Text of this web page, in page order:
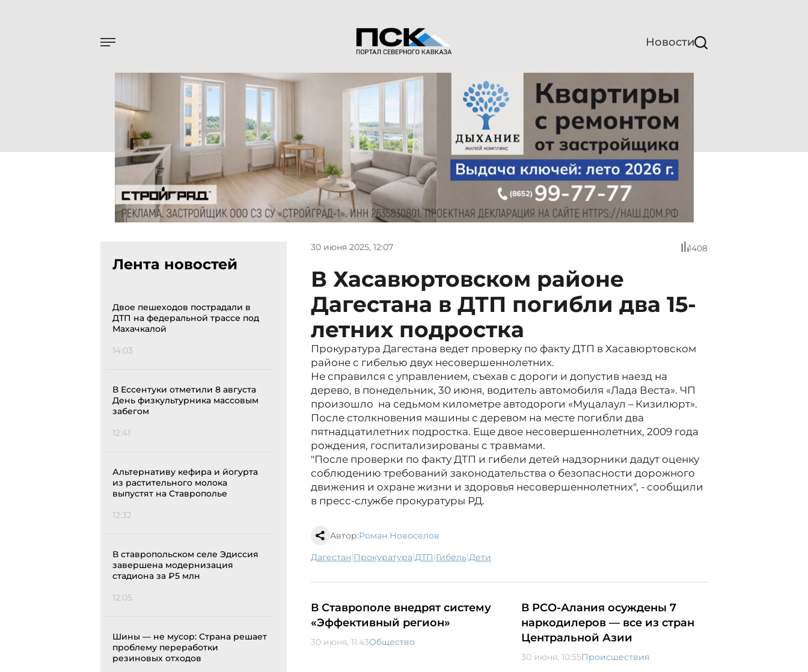
Новости
Лента новостей
Двое пешеходов пострадали в
ДТП на федеральной трассе под
Махачкалой
14:03
В Ессентуки отметили 8 августа
День физкультурника массовым
забегом
12:41
Альтернативу кефира и йогурта
из растительного молока
выпустят на Ставрополье
12:32
В ставропольском селе Эдиссия
завершена модернизация
стадиона за ₽5 млн
12:05
Шины — не мусор: Страна решает
проблему переработки
резиновых отходов
30 июня 2025, 12:07 1408
В Хасавюртовском районе
Дагестана в ДТП погибли два 15-
летних подростка
Прокуратура Дагестана ведет проверку по факту ДТП в Хасавюртовском
районе с гибелью двух несовершеннолетних.
Не справился с управлением, съехав с дороги и допустив наезд на
дерево, в понедельник, 30 июня, водитель автомобиля «Лада Веста». ЧП
произошло на седьмом километре автодороги «Муцалаул – Кизилюрт».
После столкновения машины с деревом на месте погибли два
пятнадцатилетних подростка. Еще двое несовершеннолетних, 2009 года
рождения, госпитализированы с травмами.
"После проверки по факту ДТП и гибели детей надзорники дадут оценку
соблюдению требований законодательства о безопасности дорожного
движения и охране жизни и здоровья несовершеннолетних", - сообщили
в пресс-службе прокуратуры РД.
Автор:Роман Новоселов
Дагестан| прокуратура| ДТП | гибель| дети
В Ставрополе внедрят систему
«Эффективный регион»
30 июня, 11:43Общество
В РСО-Алания осуждены 7
наркодилеров — все из стран
Центральной Азии
30 июня, 10:55Происшествия